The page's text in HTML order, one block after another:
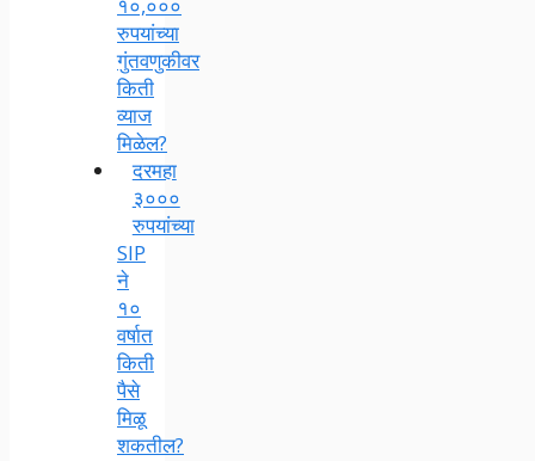
रुपयांच्या
गुंतवणुकीवर
किती
व्याज
मिळेल?
दरमहा
३०००
रुपयांच्या
SIP
ने
१०
वर्षात
किती
पैसे
मिळू
शकतील?